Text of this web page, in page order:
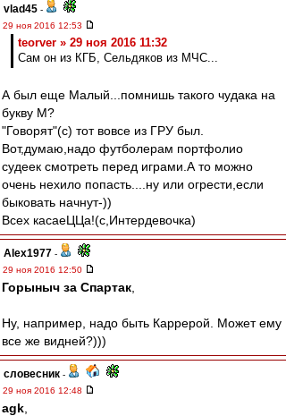
vlad45 -
29 ноя 2016 12:53
teorver » 29 ноя 2016 11:32
Сам он из КГБ, Сельдяков из МЧС...
А был еще Малый...помнишь такого чудака на
букву М?
"Говорят"(с) тот вовсе из ГРУ был.
Вот,думаю,надо футболерам портфолио
судеек смотреть перед играми.А то можно
очень нехило попасть....ну или огрести,если
быковать начнут-))
Всех касаеЦЦа!(с,Интердевочка)
Alex1977 -
29 ноя 2016 12:50
Горыныч за Спартак
Ну, например, надо быть Каррерой. Может ему
все же видней?)))
словесник -
29 ноя 2016 12:48
agk